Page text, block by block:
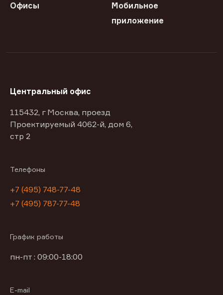
Офисы
Мобильное
приложение
Центральный офис
115432, г Москва, проезд
Проектируемый 4062-й, дом 6,
стр 2
Телефоны
+7 (495) 748-77-48
+7 (495) 787-77-48
График работы
пн-пт : 09:00-18:00
E-mail